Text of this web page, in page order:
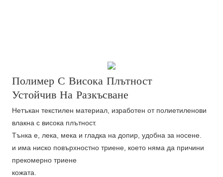
Полимер С Висока Плътност
Устойчив На Разкъсване
Нетъкан текстилен материал, изработен от полиетиленови
влакна с висока плътност.
Тънка е, лека, мека и гладка на допир, удобна за носене.
и има ниско повърхностно триене, което няма да причини
прекомерно триене
кожата.